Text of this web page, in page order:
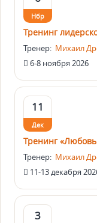
Нбр
Тренинг
Тренер: Михаил
6-8 ноября 2026
11
Дек
Тренинг
Тренер: Михаил
11-13 декабря
3